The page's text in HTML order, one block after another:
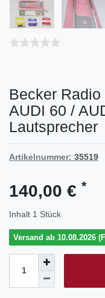
Becker
AUDI 60 /
Lautsprecher
Artikelnummer: 35519
140,00 € *
Inhalt 1 Stück
Versand ab 10.08.2026